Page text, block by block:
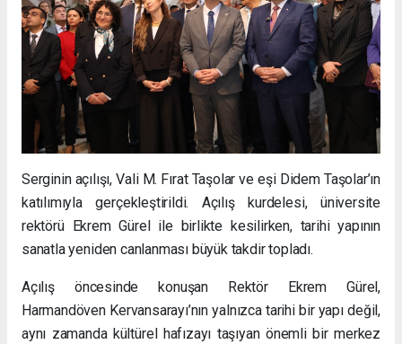
Serginin açılışı, Vali M. Fırat Taşolar ve eşi Didem Taşolar’ın
katılımıyla gerçekleştirildi. Açılış kurdelesi, üniversite
rektörü Ekrem Gürel ile birlikte kesilirken, tarihi yapının
sanatla yeniden canlanması büyük takdir topladı.
Açılış öncesinde konuşan Rektör Ekrem Gürel,
Harmandöven Kervansarayı’nın yalnızca tarihi bir yapı değil,
aynı zamanda kültürel hafızayı taşıyan önemli bir merkez